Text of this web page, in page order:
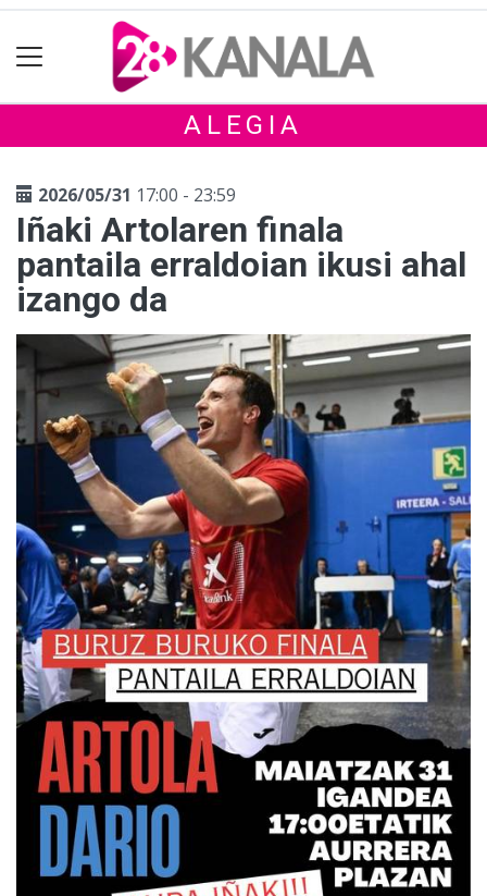
ALEGIA
2026/05/31 17:00 - 23:59
Iñaki Artolaren finala
pantaila erraldoian ikusi ahal
izango da